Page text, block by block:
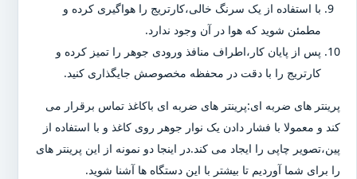
با استفاده از یک سرنگ خالی،کارتریج را هواگیری کرده و
مطمئن شوید که هوا در آن وجود ندارد.
پس از پایان کار،اطراف منافذ ورودی جوهر را تمیز کرده و
کارتریج را با دقت در محفظه مخصوصش جایگذاری کنید.
پرینتر های ضربه ای:پرینتر های ضربه ای باکاغذ تماس برقرار می
کند و معمولا با فشار دادن یک نوار جوهر روی کاغذ و با استفاده از
پین،تصویر چاپی را ایجاد می کند.در اینجا دو نمونه از این پرینتر های
را برای شما آوردیم تا بیشتر با این دستگاه ها آشنا شوید.